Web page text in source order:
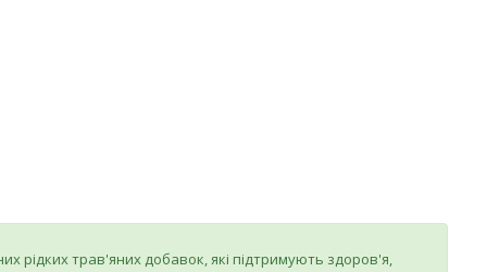
рідких трав'яних добавок, які підтримують здоров'я,